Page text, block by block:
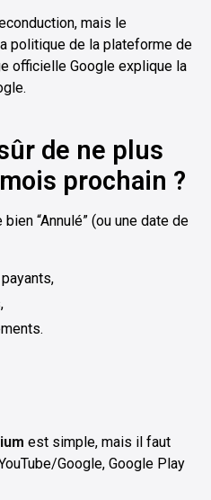
mais le
politique de la plateforme de
officielle Google explique la
de ne plus
prochain ?
“Annulé” (ou une date de
est simple, mais il faut
Google, Google Play